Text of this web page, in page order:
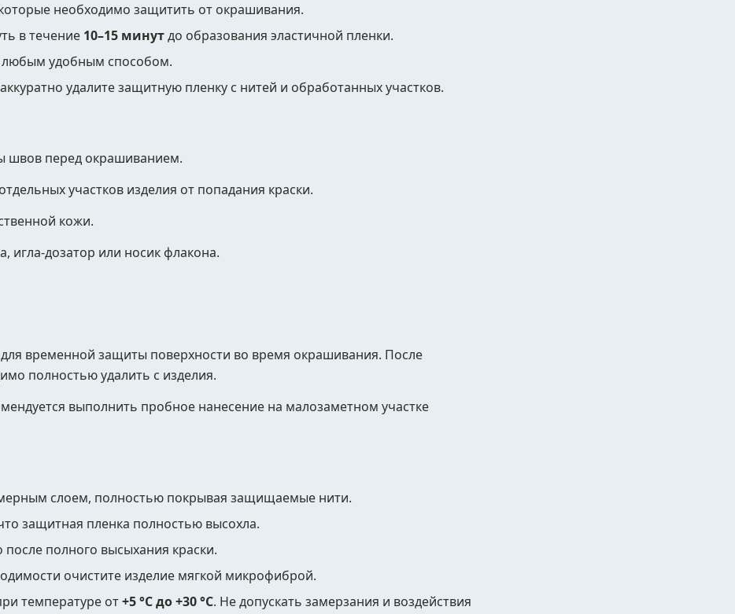
необходимо защитить от окрашивания.
в течение 10–15 минутдо образования эластичной пленки.
удобным способом.
удалите защитную пленку с нитей и обработанных участков.
швов перед окрашиванием.
участков изделия от попадания краски.
кожи.
игла-дозатор или носик флакона.
для временной защиты поверхности во время окрашивания. После
полностью удалить с изделия.
выполнить пробное нанесение на малозаметном участке
слоем, полностью покрывая защищаемые нити.
защитная пленка полностью высохла.
полного высыхания краски.
очистите изделие мягкой микрофиброй.
температуре от+5 °C до +30 °C. Не допускать замерзания и воздействия